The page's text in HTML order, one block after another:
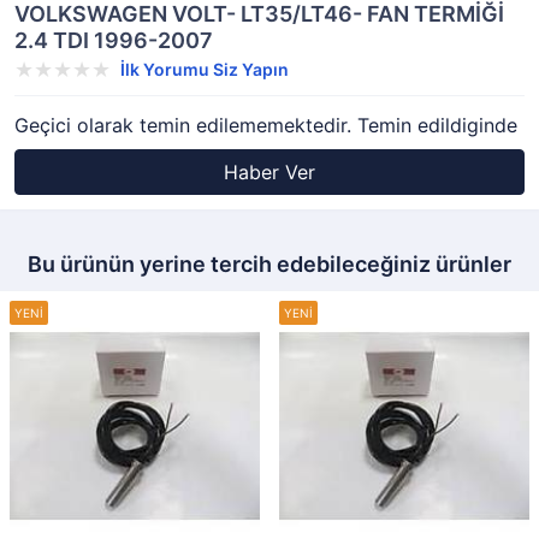
VOLKSWAGEN VOLT- LT35/LT46- FAN TERMİĞİ
2.4 TDI 1996-2007
İlk Yorumu Siz Yapın
Geçici olarak temin edilememektedir. Temin edildiginde
Haber Ver
Bu ürünün yerine tercih edebileceğiniz ürünler